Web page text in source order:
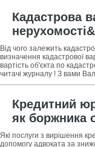
Кадастрова
інструкція з
вартості
визначенні
Від чого залежить
визначення кадастрової
вартість об'єкта по
читачі журналу ! З вами
цій
Кредитний
як боржника
кредитного
Які послуги з вирішення
допомогу адвоката за